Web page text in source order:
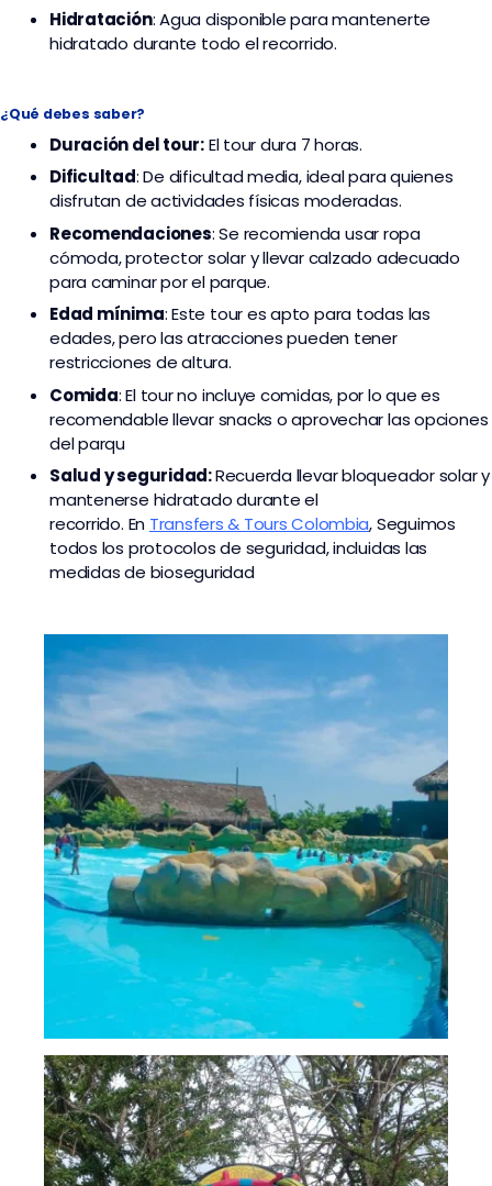
Hidratación: Agua disponible para mantenerte
hidratado durante todo el recorrido.
¿Qué debes saber?
Duración del tour:El tour dura 7 horas.
Dificultad: De dificultad media, ideal para quienes
disfrutan de actividades físicas moderadas.
Recomendaciones: Se recomienda usar ropa
cómoda, protector solar y llevar calzado adecuado
para caminar por el parque.
Edad mínima: Este tour es apto para todas las
edades, pero las atracciones pueden tener
restricciones de altura.
Comida: El tour no incluye comidas, por lo que es
recomendable llevar snacks o aprovechar las opciones
del parqu
Salud y seguridad:Recuerda llevar bloqueador solar y
mantenerse hidratado durante el
recorrido. En Transfers & Tours Colombia,Seguimos
todos los protocolos de seguridad, incluidas las
medidas de bioseguridad